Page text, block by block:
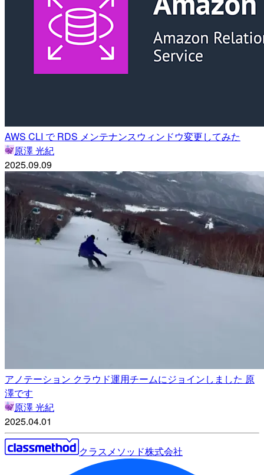
AWS CLI で RDS メンテナンスウィンドウ変更してみた
原澤 光紀
2025.09.09
アノテーション クラウド運用チームにジョインしました 原
澤です
原澤 光紀
2025.04.01
クラスメソッド株式会社